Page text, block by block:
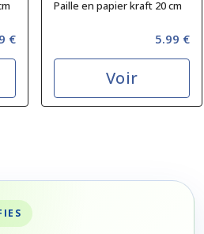
€
Paille en papier kraft 20 cm
5.99 €
Voir